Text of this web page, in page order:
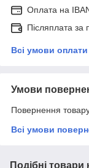
Оплата на
Післяплата за
Всі умови оплати
Умови
Повернення
Всі умови
Подібні товари